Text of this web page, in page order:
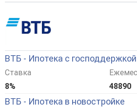
ВТБ - Ипотека с
Ставка
8%
48890
ВТБ - Ипотека в новостройке